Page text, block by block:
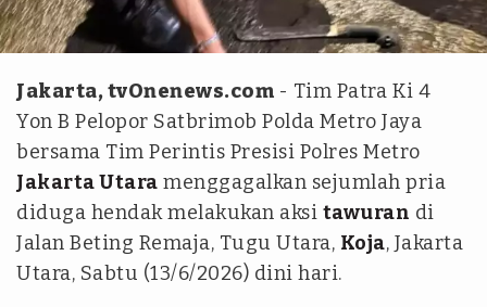
Istimewa
Jakarta, tvOnenews.com - Tim Patra Ki 4
Yon B Pelopor Satbrimob Polda Metro Jaya
bersama Tim Perintis Presisi Polres Metro
Jakarta Utara menggagalkan sejumlah pria
diduga hendak melakukan aksi tawuran di
Jalan Beting Remaja, Tugu Utara, Koja, Jakarta
Utara, Sabtu (13/6/2026) dini hari.